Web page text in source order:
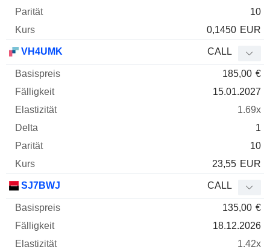
10
0,1450 EUR
VH4UMK CALL
185,00 €
15.01.2027
1.69x
1
10
23,55 EUR
SJ7BWJ CALL
135,00 €
18.12.2026
1.42x